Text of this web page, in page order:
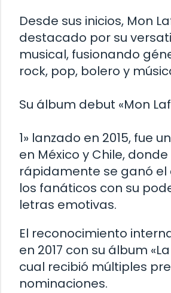
Desde sus inicios, Mon
destacado por su
musical, fusionando
rock, pop, bolero y
Su álbum debut «Mon
1» lanzado en 2015, fue
en México y Chile, donde
rápidamente se ganó el
los fanáticos con su
letras emotivas.
El reconocimiento
en 2017 con su álbum
cual recibió múltiples
nominaciones.